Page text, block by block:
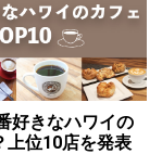
好きなハワイの
上位10店を発表